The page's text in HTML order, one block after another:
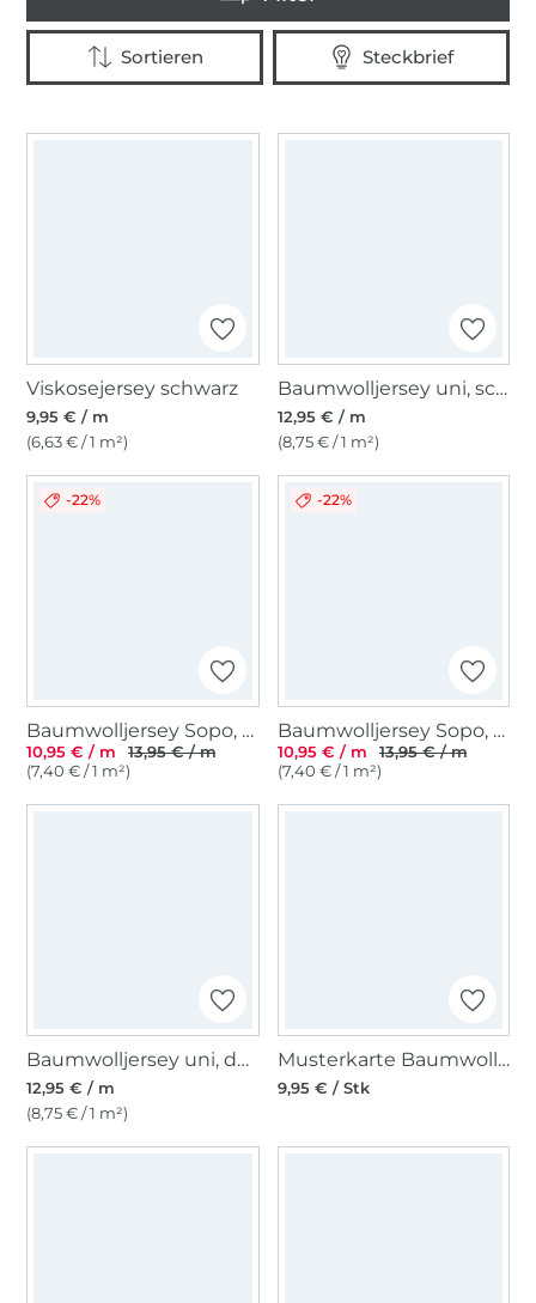
Viskosejersey schwarz
9,95 € / m
(6,63 € / 1 m²)
Baumwolljersey uni, schwarz
12,95 € / m
(8,75 € / 1 m²)
-22%
Baumwolljersey Sopo, schwarz
10,95 € / m
13,95 € / m
(7,40 € / 1 m²)
-22%
Baumwolljersey Sopo, weiß
10,95 € / m
13,95 € / m
(7,40 € / 1 m²)
Baumwolljersey uni, dunkelblau
12,95 € / m
(8,75 € / 1 m²)
Musterkarte Baumwolljersey
9,95 € / Stk